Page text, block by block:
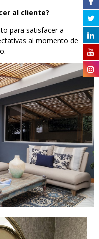
al cliente?
para satisfacer a
al momento de